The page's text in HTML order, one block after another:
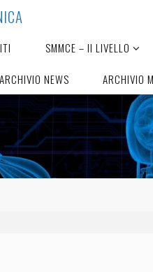
ICA
SMMCE – II LIVELLO
ARCHIVIO NEWS ARCHIVIO